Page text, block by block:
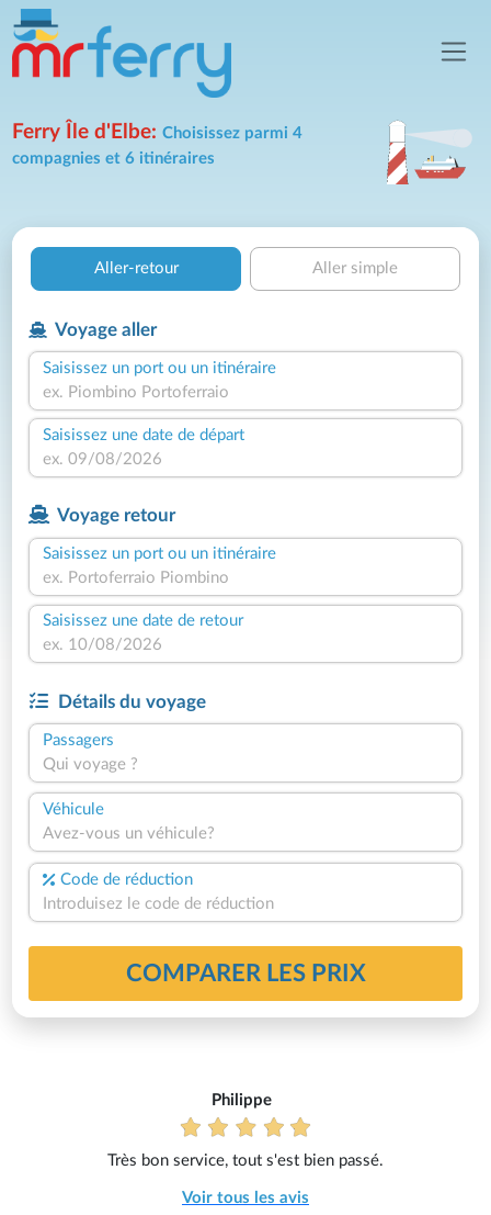
Ferry Île d'Elbe:Choisissez parmi 4
compagnies et 6 itinéraires
Aller-retour Aller simple
Voyage aller
Saisissez un port ou un itinéraire
Saisissez une date de départ
Voyage retour
Saisissez un port ou un itinéraire
Saisissez une date de retour
Détails du voyage
Passagers
Qui voyage ?
Véhicule
Avez-vous un véhicule?
Code de réduction
COMPARER LES PRIX
Philippe
Très bon service, tout s'est bien passé.
Voir tous les avis